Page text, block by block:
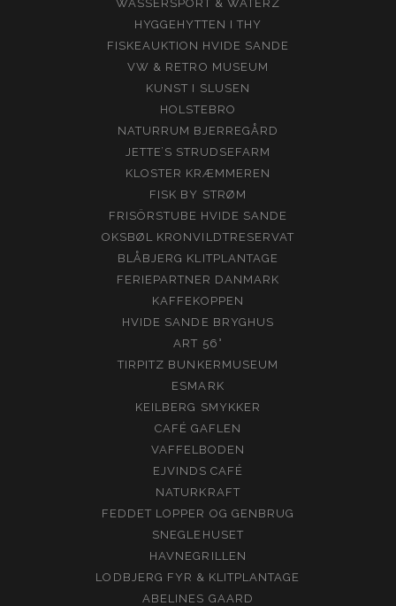
WASSERSPORT & WATERZ
HYGGEHYTTEN I THY
FISKEAUKTION HVIDE SANDE
VW & RETRO MUSEUM
KUNST I SLUSEN
HOLSTEBRO
NATURRUM BJERREGÅRD
JETTE’S STRUDSEFARM
KLOSTER KRÆMMEREN
FISK BY STRØM
FRISÖRSTUBE HVIDE SANDE
OKSBØL KRONVILDTRESERVAT
BLÅBJERG KLITPLANTAGE
FERIEPARTNER DANMARK
KAFFEKOPPEN
HVIDE SANDE BRYGHUS
ART 56°
TIRPITZ BUNKERMUSEUM
ESMARK
KEILBERG SMYKKER
CAFÉ GAFLEN
VAFFELBODEN
EJVINDS CAFÉ
NATURKRAFT
FEDDET LOPPER OG GENBRUG
SNEGLEHUSET
HAVNEGRILLEN
LODBJERG FYR & KLITPLANTAGE
ABELINES GAARD